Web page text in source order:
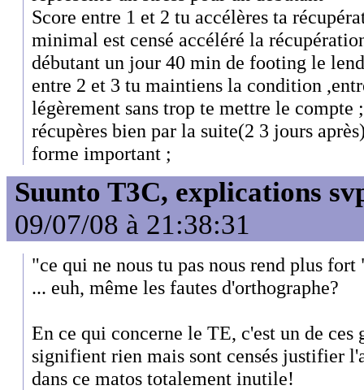
Score entre 1 et 2 tu accélères ta
minimal est censé accéléré la
débutant un jour 40 min de footing le
entre 2 et 3 tu maintiens la condition
légèrement sans trop te mettre le compte
récupères bien par la suite(2 3 jours
forme important ;
Suunto T3C, explications
09/07/08 à 21:38:31
"ce qui ne nous tu pas nous rend plus fort
... euh, même les fautes d'orthographe?
En ce qui concerne le TE, c'est un de ces
signifient rien mais sont censés justifier
dans ce matos totalement inutile!